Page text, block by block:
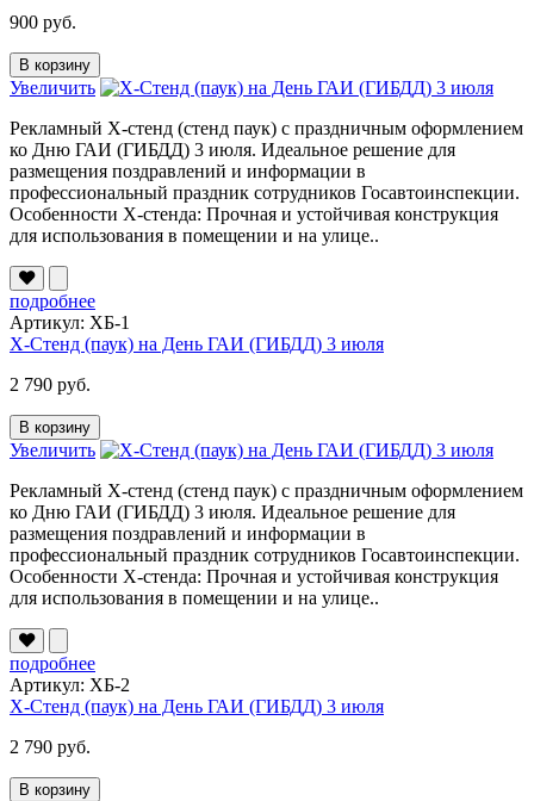
900 руб.
В корзину
Увеличить
Рекламный Х-стенд (стенд паук) с праздничным оформлением
ко Дню ГАИ (ГИБДД) 3 июля. Идеальное решение для
размещения поздравлений и информации в
профессиональный праздник сотрудников Госавтоинспекции.
Особенности Х-стенда: Прочная и устойчивая конструкция
для использования в помещении и на улице..
подробнее
Артикул: XБ-1
Х-Стенд (паук) на День ГАИ (ГИБДД) 3 июля
2 790 руб.
В корзину
Увеличить
Рекламный Х-стенд (стенд паук) с праздничным оформлением
ко Дню ГАИ (ГИБДД) 3 июля. Идеальное решение для
размещения поздравлений и информации в
профессиональный праздник сотрудников Госавтоинспекции.
Особенности Х-стенда: Прочная и устойчивая конструкция
для использования в помещении и на улице..
подробнее
Артикул: XБ-2
Х-Стенд (паук) на День ГАИ (ГИБДД) 3 июля
2 790 руб.
В корзину